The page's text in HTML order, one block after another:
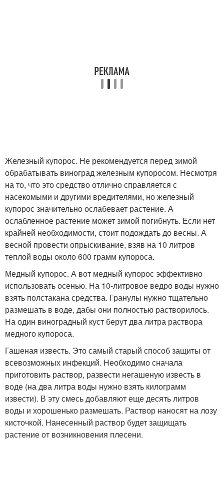
Железный купорос. Не рекомендуется перед зимой
обрабатывать виноград железным купоросом. Несмотря
на то, что это средство отлично справляется с
насекомыми и другими вредителями, но железный
купорос значительно ослабевает растение. А
ослабленное растение может зимой погибнуть. Если нет
крайней необходимости, стоит подождать до весны. А
весной провести опрыскивание, взяв на 10 литров
теплой воды около 600 грамм купороса.
Медный купорос. А вот медный купорос эффективно
использовать осенью. На 10-литровое ведро воды нужно
взять полстакана средства. Гранулы нужно тщательно
размешать в воде, дабы они полностью растворилось.
На один виноградный куст берут два литра раствора
медного купороса.
Гашеная известь. Это самый старый способ защиты от
всевозможных инфекций. Необходимо сначала
приготовить раствор, развести негашеную известь в
воде (на два литра воды нужно взять килограмм
извести). В эту смесь добавляют еще десять литров
воды и хорошенько размешать. Раствор наносят на лозу
кисточкой. Нанесенный раствор будет защищать
растение от возникновения плесени.